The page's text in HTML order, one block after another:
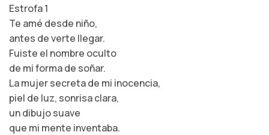
Estrofa 1
Te amé desde niño,
antes de verte llegar.
Fuiste el nombre oculto
de mi forma de soñar.
La mujer secreta de mi inocencia,
piel de luz, sonrisa clara,
un dibujo suave
que mi mente inventaba.